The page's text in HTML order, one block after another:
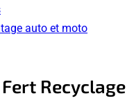
auto et moto
Recyclage